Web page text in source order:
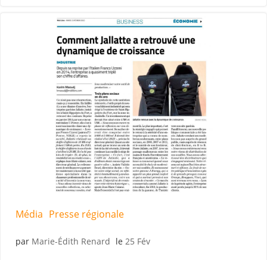
Média Presse régionale
par Marie-Édith Renard le 25 Fév